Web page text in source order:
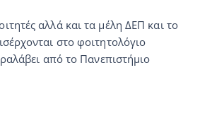
αλλά και τα μέλη ΔΕΠ και το
στο φοιτητολόγιο
από το Πανεπιστήμιο